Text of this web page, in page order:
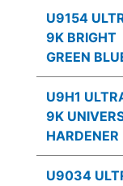
U9154
9K BRIGHT
GREEN
U9H1
9K
HARDENER
U9034